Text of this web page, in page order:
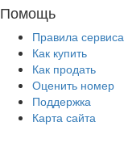
Помощь
Правила сервиса
Как купить
Как продать
Оценить номер
Поддержка
Карта сайта